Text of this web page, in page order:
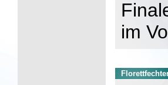
im